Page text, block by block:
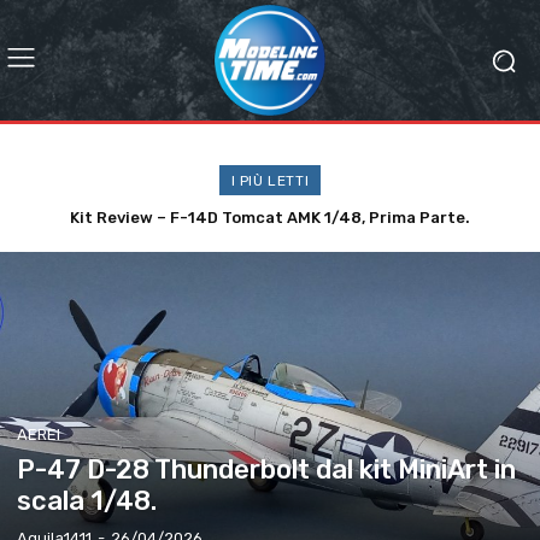
I PIÙ LETTI
Kit Review – F-14D Tomcat AMK 1/48, Prima Parte.
AEREI
P-47 D-28 Thunderbolt dal kit MiniArt in
scala 1/48.